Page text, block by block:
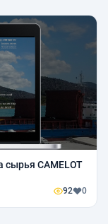
сырья CAMELOT
92 0